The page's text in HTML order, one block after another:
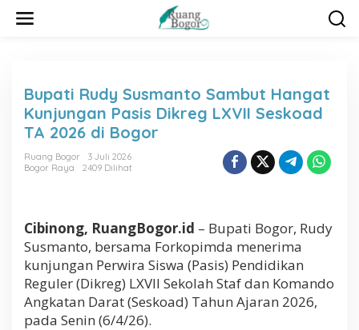
Bupati Rudy Susmanto Sambut Hangat
Kunjungan Pasis Dikreg LXVII Seskoad
TA 2026 di Bogor
Ruang Bogor
3 Juli 2026
Bogor Raya
2409 Dilihat
Cibinong, RuangBogor.id – Bupati Bogor, Rudy
Susmanto, bersama Forkopimda menerima
kunjungan Perwira Siswa (Pasis) Pendidikan
Reguler (Dikreg) LXVII Sekolah Staf dan Komando
Angkatan Darat (Seskoad) Tahun Ajaran 2026,
pada Senin (6/4/26).